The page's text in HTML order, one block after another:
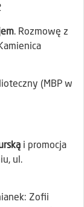
. Rozmowę z
(MBP w
i promocja
ul.
Zofii